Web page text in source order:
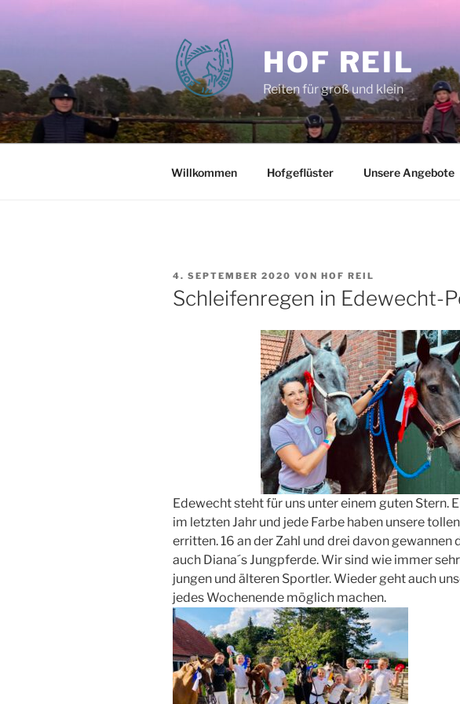
HOF REIL
Reiten für groß und klein
Willkommen Hofgeflüster Unsere Angebote
VERÖFFENTLICHT
AM
4. SEPTEMBER 2020 VON HOF REIL
Schleifenregen in Edewecht-
Edewecht steht für uns unter einem guten Stern.
im letzten Jahr und jede Farbe haben unsere
erritten. 16 an der Zahl und drei davon gewannen
auch Diana´s Jungpferde. Wir sind wie immer
jungen und älteren Sportler. Wieder geht auch
jedes Wochenende möglich machen.